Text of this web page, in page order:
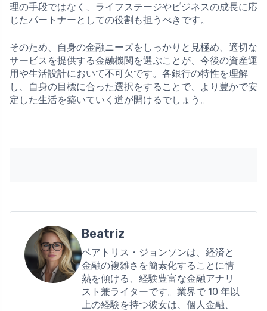
理の手段ではなく、ライフステージやビジネスの成長に応
じたパートナーとしての役割も担うべきです。
そのため、自身の金融ニーズをしっかりと見極め、適切な
サービスを提供する金融機関を選ぶことが、今後の資産運
用や生活設計において不可欠です。各銀行の特性を理解
し、自身の目標に合った選択をすることで、より豊かで安
定した生活を築いていく道が開けるでしょう。
Beatriz
ベアトリス・ジョンソンは、経済と
金融の複雑さを簡素化することに情
熱を傾ける、経験豊富な金融アナリ
スト兼ライターです。業界で 10 年以
上の経験を持つ彼女は、個人金融、